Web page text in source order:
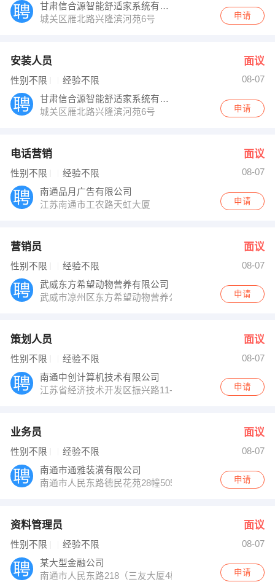
甘肃信合源智能舒适家系统有限公司
城关区雁北路兴隆滨河苑6号
申请
安装人员 面议
性别不限 经验不限
08-07
甘肃信合源智能舒适家系统有限公司
城关区雁北路兴隆滨河苑6号
申请
电话营销 面议
性别不限 经验不限
08-07
南通品月广告有限公司
江苏南通市工农路天虹大厦
申请
营销员 面议
性别不限 经验不限
08-07
武威东方希望动物营养有限公司
武威市凉州区东方希望动物营养公司
申请
策划人员 面议
性别不限 经验不限
08-07
南通中创计算机技术有限公司
江苏省经济技术开发区振兴路11-12号
申请
业务员 面议
性别不限 经验不限
08-07
南通市通雅装潢有限公司
南通市人民东路德民花苑28幢505室
申请
资料管理员 面议
性别不限 经验不限
08-07
某大型金融公司
南通市人民东路218（三友大厦4楼）
申请